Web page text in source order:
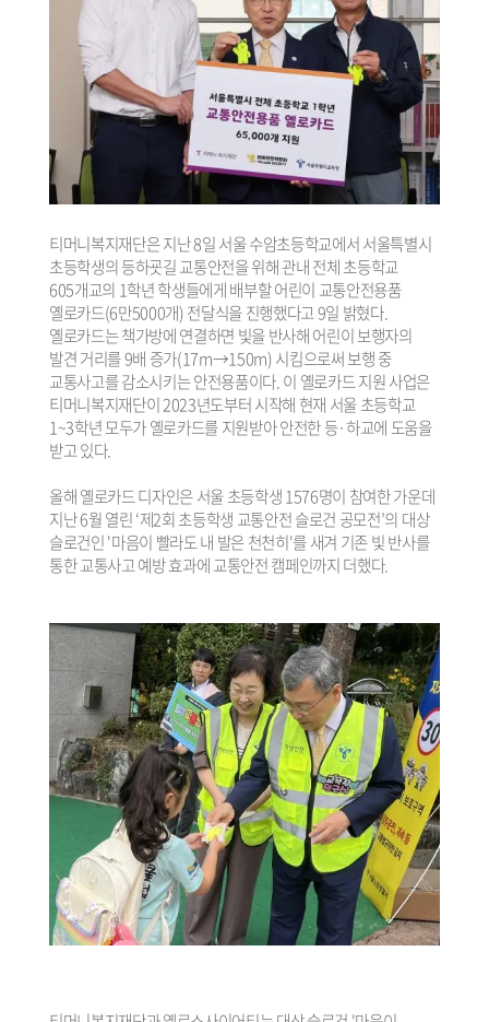
티머니복지재단은 지난 8일 서울 수암초등학교에서 서울특별시
초등학생의 등하굣길 교통안전을 위해 관내 전체 초등학교
605개교의 1학년 학생들에게 배부할 어린이 교통안전용품
옐로카드(6만5000개) 전달식을 진행했다고 9일 밝혔다.
옐로카드는 책가방에 연결하면 빛을 반사해 어린이 보행자의
발견 거리를 9배 증가(17m→150m) 시킴으로써 보행 중
교통사고를 감소시키는 안전용품이다. 이 옐로카드 지원 사업은
티머니복지재단이 2023년도부터 시작해 현재 서울 초등학교
1~3학년 모두가 옐로카드를 지원받아 안전한 등·하교에 도움을
받고 있다.
올해 옐로카드 디자인은 서울 초등학생 1576명이 참여한 가운데
지난 6월 열린 ‘제2회 초등학생 교통안전 슬로건 공모전’의 대상
슬로건인 '마음이 빨라도 내 발은 천천히'를 새겨 기존 빛 반사를
통한 교통사고 예방 효과에 교통안전 캠페인까지 더했다.